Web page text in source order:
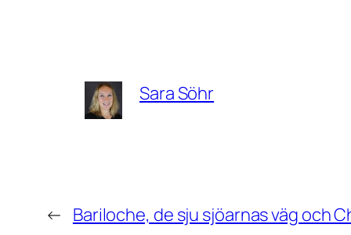
Sara Söhr
← Bariloche, de sju sjöarnas väg och